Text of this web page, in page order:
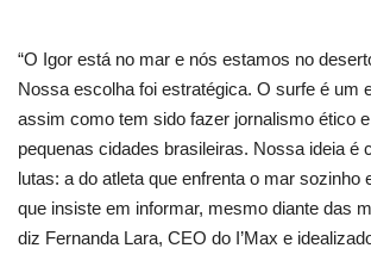
“O Igor está no mar e nós estamos no
Nossa escolha foi estratégica. O surfe é um
assim como tem sido fazer jornalismo ético
pequenas cidades brasileiras. Nossa ideia é
lutas: a do atleta que enfrenta o mar sozinho
que insiste em informar, mesmo diante das
diz Fernanda Lara, CEO do I’Max e